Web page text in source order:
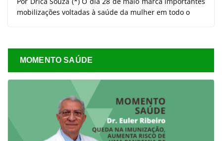
mobilizações voltadas à saúde da mulher em todo o
MOMENTO SAÚDE